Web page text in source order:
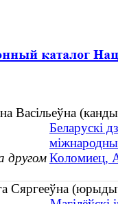
Васільеўна
Беларускі
другомКоломиец,
Сяргееўна